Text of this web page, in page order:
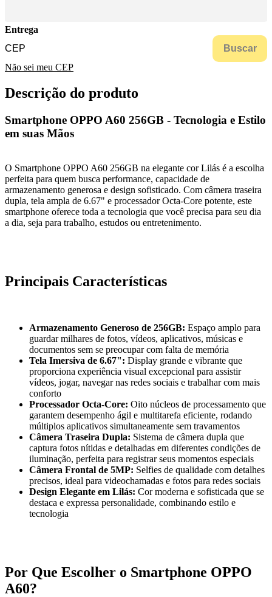
Entrega
Buscar
Não sei meu CEP
Descrição do produto
Smartphone OPPO A60 256GB - Tecnologia e Estilo
em suas Mãos
O Smartphone OPPO A60 256GB na elegante cor Lilás é a escolha
perfeita para quem busca performance, capacidade de
armazenamento generosa e design sofisticado. Com câmera traseira
dupla, tela ampla de 6.67" e processador Octa-Core potente, este
smartphone oferece toda a tecnologia que você precisa para seu dia
a dia, seja para trabalho, estudos ou entretenimento.
Principais Características
Armazenamento Generoso de 256GB: Espaço amplo para
guardar milhares de fotos, vídeos, aplicativos, músicas e
documentos sem se preocupar com falta de memória
Tela Imersiva de 6.67": Display grande e vibrante que
proporciona experiência visual excepcional para assistir
vídeos, jogar, navegar nas redes sociais e trabalhar com mais
conforto
Processador Octa-Core: Oito núcleos de processamento que
garantem desempenho ágil e multitarefa eficiente, rodando
múltiplos aplicativos simultaneamente sem travamentos
Câmera Traseira Dupla: Sistema de câmera dupla que
captura fotos nítidas e detalhadas em diferentes condições de
iluminação, perfeita para registrar seus momentos especiais
Câmera Frontal de 5MP: Selfies de qualidade com detalhes
precisos, ideal para videochamadas e fotos para redes sociais
Design Elegante em Lilás: Cor moderna e sofisticada que se
destaca e expressa personalidade, combinando estilo e
tecnologia
Por Que Escolher o Smartphone OPPO
A60?